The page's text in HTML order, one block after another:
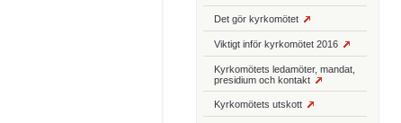
Det gör kyrkomötet
Viktigt inför kyrkomötet 2016
Kyrkomötets ledamöter, mandat,
presidium och kontakt
Kyrkomötets utskott